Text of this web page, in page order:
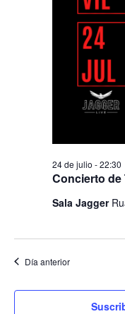
Concierto de
24 de julio - 22:30
Sala Jagger
Día anterior